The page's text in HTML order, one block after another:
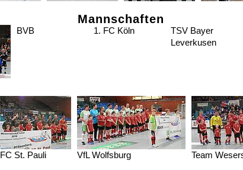
Mannschaften
BVB 1. FC Köln
TSV Bayer
Leverkusen
FC St. Pauli VfL Wolfsburg Team